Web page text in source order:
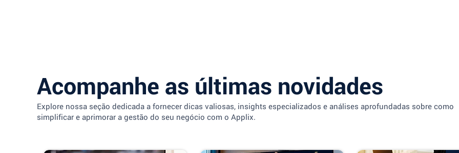
Acompanhe as últimas novidades
Explore nossa seção dedicada a fornecer dicas valiosas, insights especializados e análises aprofundadas sobre como
simplificar e aprimorar a gestão do seu negócio com o Applix.